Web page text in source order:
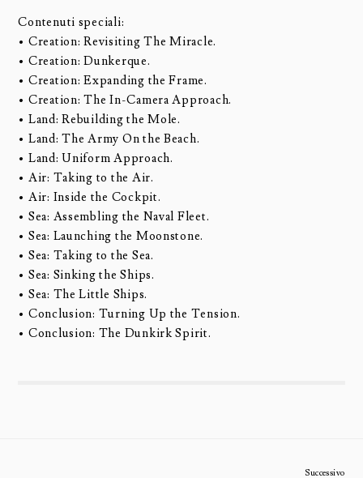
Contenuti speciali:
• Creation: Revisiting The Miracle.
• Creation: Dunkerque.
• Creation: Expanding the Frame.
• Creation: The In-Camera Approach.
• Land: Rebuilding the Mole.
• Land: The Army On the Beach.
• Land: Uniform Approach.
• Air: Taking to the Air.
• Air: Inside the Cockpit.
• Sea: Assembling the Naval Fleet.
• Sea: Launching the Moonstone.
• Sea: Taking to the Sea.
• Sea: Sinking the Ships.
• Sea: The Little Ships.
• Conclusion: Turning Up the Tension.
• Conclusion: The Dunkirk Spirit.